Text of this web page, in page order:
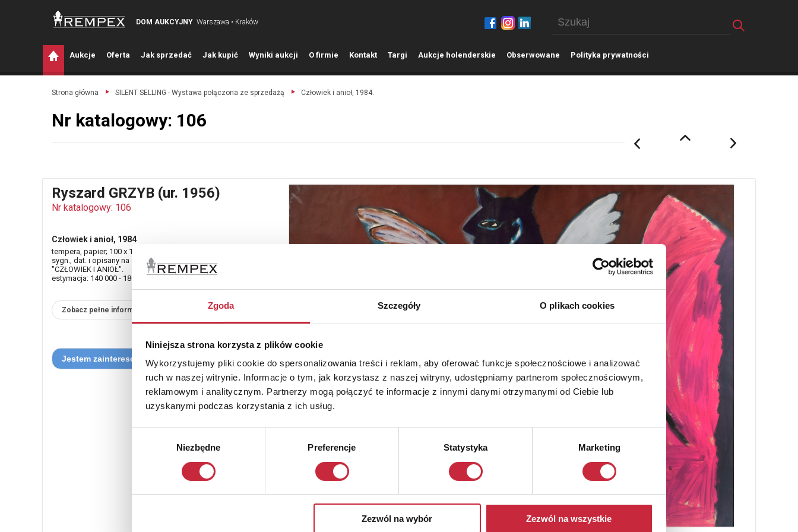
Zgoda Szczegóły O plikach cookies
Niniejsza strona korzysta z plików cookie
Wykorzystujemy pliki cookie do spersonalizowania treści i reklam, aby oferować funkcje społecznościowe i analizować
ruch w naszej witrynie. Informacje o tym, jak korzystasz z naszej witryny, udostępniamy partnerom społecznościowym,
reklamowym i analitycznym. Partnerzy mogą połączyć te informacje z innymi danymi otrzymanymi od Ciebie lub
uzyskanymi podczas korzystania z ich usług.
Niezbędne Preferencje Statystyka Marketing
Zezwól na wybór Zezwól na wszystkie
DOM AUKCYJNY Warszawa • Kraków
Aukcje Oferta Jak sprzedać Jak kupić Wyniki aukcji O firmie Kontakt Targi Aukcje holenderskie Obserwowane Polityka prywatności
Strona główna SILENT SELLING - Wystawa połączona ze sprzedażą Człowiek i anioł, 1984.
Nr katalogowy: 106
Ryszard GRZYB (ur. 1956)
Nr katalogowy: 106
Człowiek i anioł, 1984
tempera, papier; 100 x 130 cm;
sygn., dat. i opisany na odwrocie: RYSZARD GRZYB / 1984 /
"CZŁOWIEK I ANIOŁ".
estymacja: 140 000 - 180 000 zł
Zobacz pełne informacje